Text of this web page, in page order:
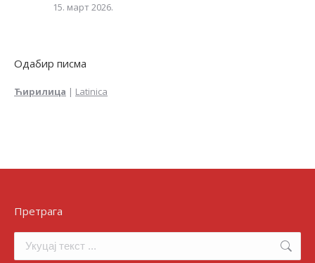
15. март 2026.
Одабир писма
Ћирилица | Latinica
Претрага